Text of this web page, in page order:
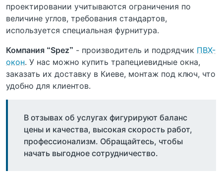
проектировании учитываются ограничения по
величине углов, требования стандартов,
используется специальная фурнитура.
Компания “Spez” - производитель и подрядчик ПВХ-
окон. У нас можно купить трапециевидные окна,
заказать их доставку в Киеве, монтаж под ключ, что
удобно для клиентов.
В отзывах об услугах фигурируют баланс
цены и качества, высокая скорость работ,
профессионализм. Обращайтесь, чтобы
начать выгодное сотрудничество.